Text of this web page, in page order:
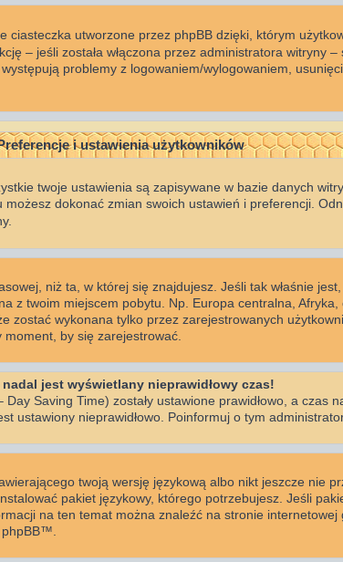
ciasteczka utworzone przez phpBB dzięki, którym
– jeśli została włączona przez administratora witryny
problemy z logowaniem/wylogowaniem,
i ustawienia użytkowników
twoje ustawienia są zapisywane w bazie danych
dokonać zmian swoich ustawień i preferencji.
niż ta, w której się znajdujesz. Jeśli tak właśnie
z twoim miejscem pobytu. Np. Europa centralna,
zostać wykonana tylko przez zarejestrowanych
by się zarejestrować.
jest wyświetlany nieprawidłowy czas!
Saving Time) zostały ustawione prawidłowo, a czas
ustawiony nieprawidłowo. Poinformuj o tym
twoją wersję językową albo nikt jeszcze nie
pakiet językowy, którego potrzebujesz. Jeśli
na ten temat można znaleźć na stronie